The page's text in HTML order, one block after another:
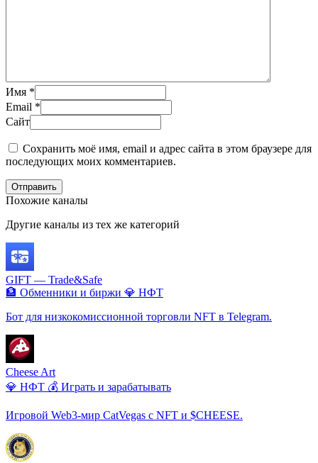
Имя *
Email *
Сайт
Сохранить моё имя, email и адрес сайта в этом браузере для
последующих моих комментариев.
Отправить
Похожие каналы
Другие каналы из тех же категорий
GIFT — Trade&Safe
🏦 Обменники и биржи 💎 НФТ
Бот для низкокомиссионной торговли NFT в Telegram.
Cheese Art
💎 НФТ 💰 Играть и зарабатывать
Игровой Web3-мир CatVegas с NFT и $CHEESE.